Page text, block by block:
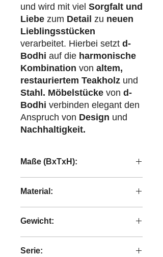
und wird mit viel Sorgfalt und
Liebe zum Detail zu neuen
Lieblingsstücken
verarbeitet. Hierbei setzt d-
Bodhi auf die harmonische
Kombination von altem,
restauriertem Teakholz und
Stahl. Möbelstücke von d-
Bodhi verbinden elegant den
Anspruch von Design und
Nachhaltigkeit.
Maße (BxTxH):
Material:
Gewicht:
Serie: